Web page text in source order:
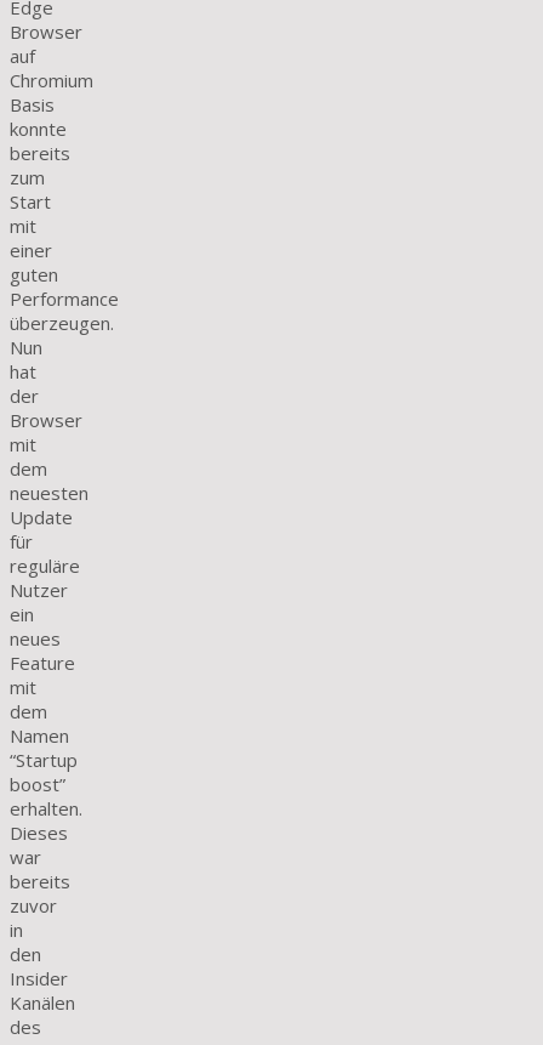
Edge
Browser
auf
Chromium
Basis
konnte
bereits
zum
Start
mit
einer
guten
Performance
überzeugen.
Nun
hat
der
Browser
mit
dem
neuesten
Update
für
reguläre
Nutzer
ein
neues
Feature
mit
dem
Namen
“Startup
boost”
erhalten.
Dieses
war
bereits
zuvor
in
den
Insider
Kanälen
des